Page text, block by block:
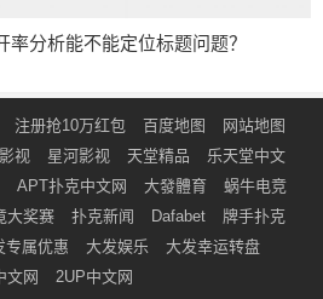
分析能不能定位标题问题？
注册抢10万红包 百度地图
网站地图
视 星河影视 天堂精品
乐天堂中文
APT扑克中文网 大發體育
蜗牛电竞
大奖赛 扑克新闻 Dafabet
牌手扑克
专属优惠 大发娱乐
大发幸运转盘
文网
2UP中文网